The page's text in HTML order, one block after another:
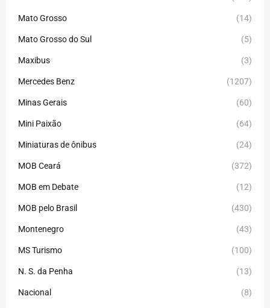
Mato Grosso (14)
Mato Grosso do Sul (5)
Maxibus (3)
Mercedes Benz (1207)
Minas Gerais (60)
Mini Paixão (64)
Miniaturas de ônibus (24)
MOB Ceará (372)
MOB em Debate (12)
MOB pelo Brasil (430)
Montenegro (43)
MS Turismo (100)
N. S. da Penha (13)
Nacional (8)